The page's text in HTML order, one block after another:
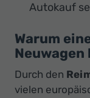
Autokauf
Warum
Neuwagen
Durch den
vielen